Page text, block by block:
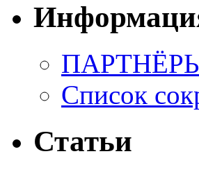
Список
Статьи